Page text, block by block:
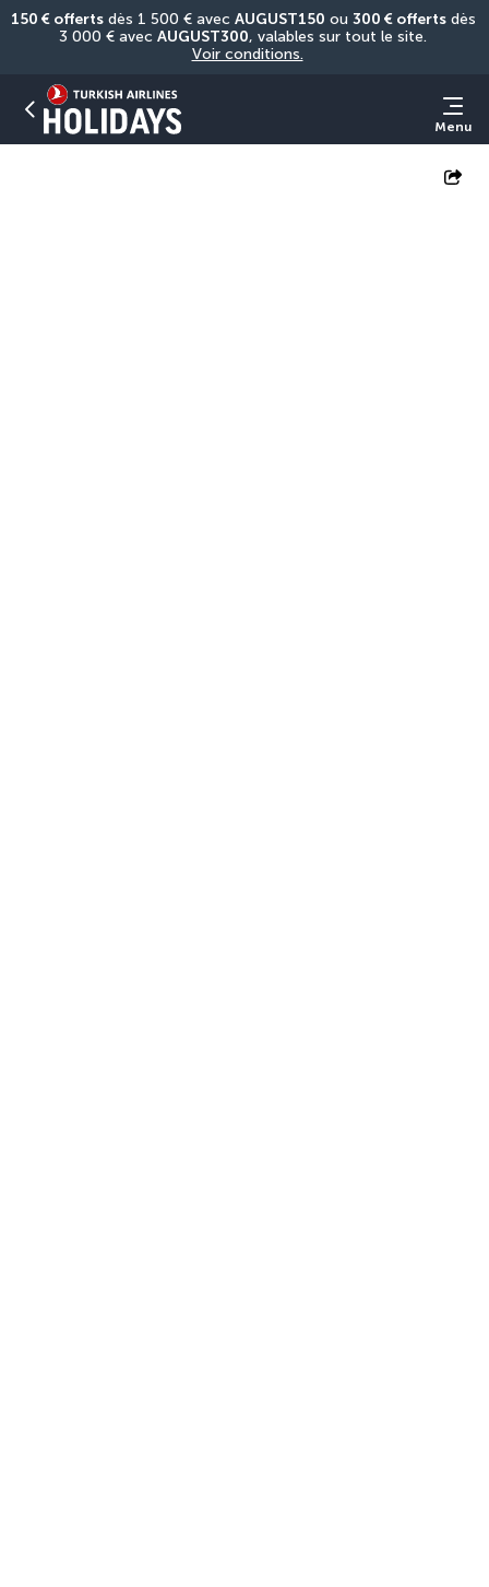
150 € offerts dès 1 500 € avec AUGUST150 ou 300 € offerts dès
3 000 € avec AUGUST300
Voir conditions.
Menu